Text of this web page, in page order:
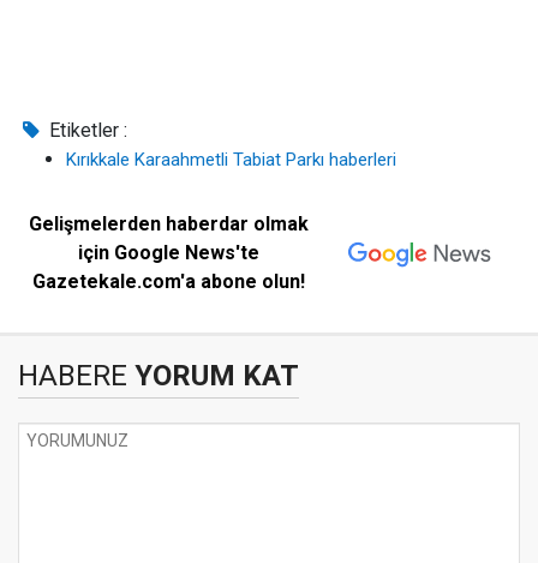
Etiketler :
Kırıkkale Karaahmetli Tabiat Parkı haberleri
Gelişmelerden haberdar olmak
için Google News'te
Gazetekale.com'a abone olun!
HABERE YORUM KAT